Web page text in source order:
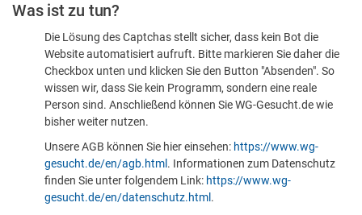
sind
Was ist zu tun?
Die Lösung des Captchas stellt sicher, dass kein Bot die
Website automatisiert aufruft. Bitte markieren Sie daher die
Checkbox unten und klicken Sie den Button "Absenden". So
wissen wir, dass Sie kein Programm, sondern eine reale
Person sind. Anschließend können Sie WG-Gesucht.de wie
bisher weiter nutzen.
Unsere AGB können Sie hier einsehen: https://www.wg-
gesucht.de/en/agb.html . Informationen zum Datenschutz
finden Sie unter folgendem Link: https://www.wg-
gesucht.de/en/datenschutz.html .